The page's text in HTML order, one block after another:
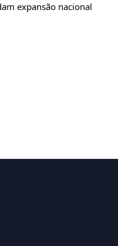
expansão nacional